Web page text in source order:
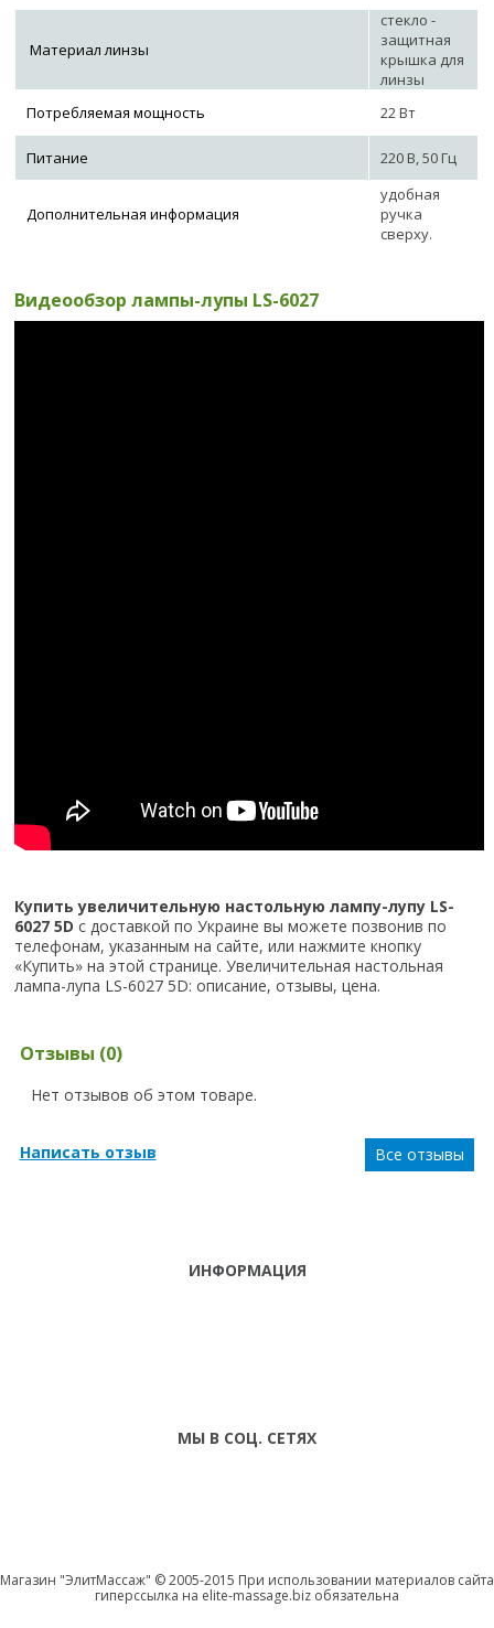
Материал линзы
стекло -
защитная
крышка для
линзы
Потребляемая мощность
22 Вт
Питание 220 В, 50 Гц
Дополнительная информация
удобная
ручка
сверху.
Видеообзор лампы-лупы LS-6027
Купить увеличительную настольную лампу-лупу LS-
6027 5D с доставкой по Украине вы можете позвонив по
телефонам, указанным на сайте, или нажмите кнопку
«Купить» на этой странице. Увеличительная настольная
лампа-лупа LS-6027 5D: описание, отзывы, цена.
Отзывы (0)
Нет отзывов об этом товаре.
Написать отзыв Все отзывы
ИНФОРМАЦИЯ
МЫ В СОЦ. СЕТЯХ
Магазин "ЭлитМассаж" © 2005-2015 При использовании материалов сайта
гиперссылка на elite-massage.biz обязательна